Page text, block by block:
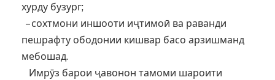
хурду бузург;
– сохтмони иншооти иҷтимоӣ ва раванди
пешрафту ободонии кишвар басо арзишманд
мебошад.
Имрӯз барои ҷавонон тамоми шароити